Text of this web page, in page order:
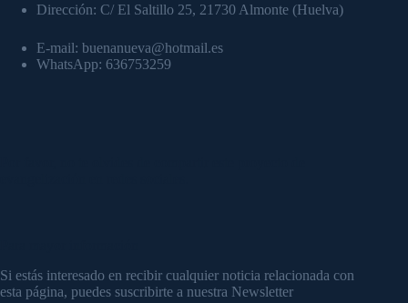
Dirección: C/ El Saltillo 25, 21730 Almonte (Huelva)
E-mail: buenanueva@hotmail.es
WhatsApp: 636753259
Si estás interesado en recibir cualquier noticia relacionada con
esta página, puedes suscribirte a nuestra Newsletter